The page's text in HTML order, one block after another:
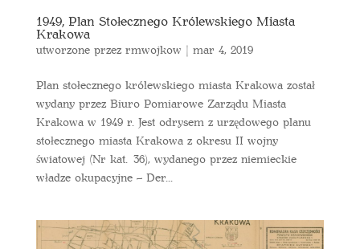
1949, Plan Stołecznego Królewskiego Miasta
Krakowa
utworzone przez rmwojkow | mar 4, 2019
Plan stołecznego królewskiego miasta Krakowa został
wydany przez Biuro Pomiarowe Zarządu Miasta
Krakowa w 1949 r. Jest odrysem z urzędowego planu
stołecznego miasta Krakowa z okresu II wojny
światowej (Nr kat. 36), wydanego przez niemieckie
władze okupacyjne – Der...